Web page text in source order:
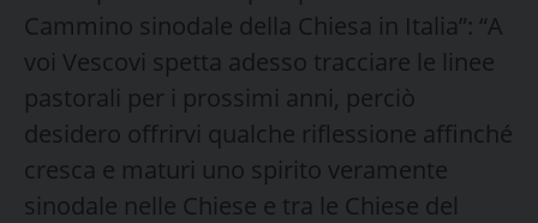
Cammino sinodale della Chiesa in Italia”: “A
voi Vescovi spetta adesso tracciare le linee
pastorali per i prossimi anni, perciò
desidero offrirvi qualche riflessione affinché
cresca e maturi uno spirito veramente
sinodale nelle Chiese e tra le Chiese del